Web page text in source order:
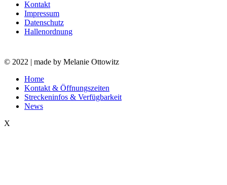
Kontakt
Impressum
Datenschutz
Hallenordnung
© 2022 | made by Melanie Ottowitz
Close
Menu
Home
Kontakt & Öffnungszeiten
Streckeninfos & Verfügbarkeit
News
X